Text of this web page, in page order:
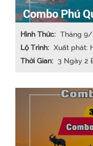
Combo Phú
Hình Thức: Tháng
Lộ Trình: Xuất phát:
Thời Gian: 3 Ngày 2